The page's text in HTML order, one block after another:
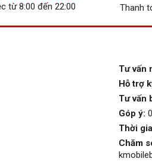
từ 8:00 đến 22:00
Thanh
Tư vấn
Hỗ trợ
Tư vấn
Góp ý:
Thời
Chăm